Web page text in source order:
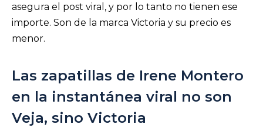
asegura el post viral, y por lo tanto no tienen ese
importe. Son de la marca Victoria y su precio es
menor.
Las zapatillas de Irene Montero
en la instantánea viral no son
Veja, sino Victoria